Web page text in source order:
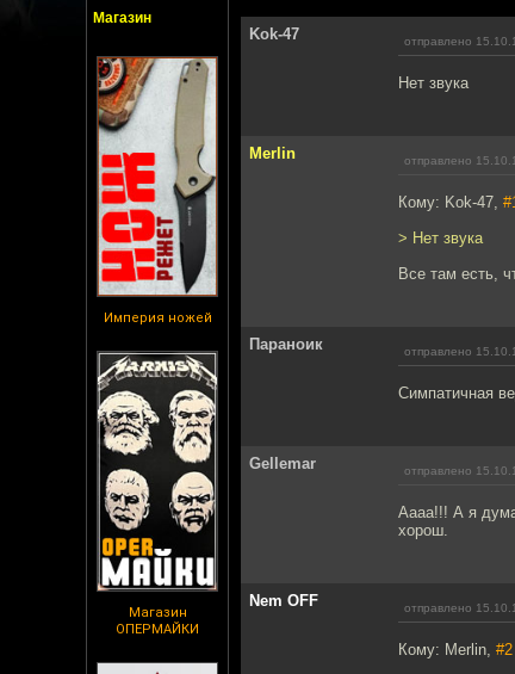
Магазин
Империя ножей
Магазин
ОПЕРМАЙКИ
Kok-47 отправлено
Нет звука
Merlin отправлено
Кому: Kok-47,
> Нет звука
Все там есть,
Параноик отправлено
Симпатичная
Gellemar отправлено
Аааа!!! А я
хорош.
Nem OFF отправлено
Кому: Merlin, #2